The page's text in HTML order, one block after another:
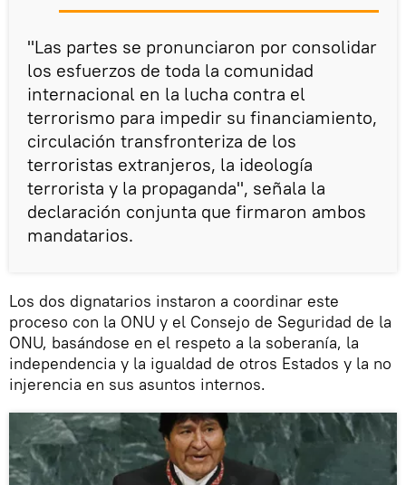
"Las partes se pronunciaron por consolidar
los esfuerzos de toda la comunidad
internacional en la lucha contra el
terrorismo para impedir su financiamiento,
circulación transfronteriza de los
terroristas extranjeros, la ideología
terrorista y la propaganda", señala la
declaración conjunta que firmaron ambos
mandatarios.
Los dos dignatarios instaron a coordinar este
proceso con la ONU y el Consejo de Seguridad de la
ONU, basándose en el respeto a la soberanía, la
independencia y la igualdad de otros Estados y la no
injerencia en sus asuntos internos.